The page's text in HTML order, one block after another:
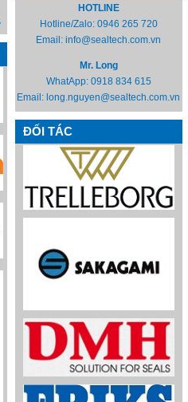
HOTLINE
Hotline/Zalo: 0946 265 720
Email:info@sealtech.com.vn
Mr. Long
WhatApp: 0918 834 615
Email: long.nguyen@sealtech.com.vn
ĐỐI TÁC